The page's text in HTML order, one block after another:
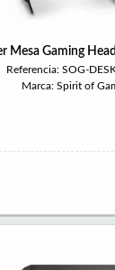
Mesa Gaming
Referencia: SOG-
Marca: Spirit of